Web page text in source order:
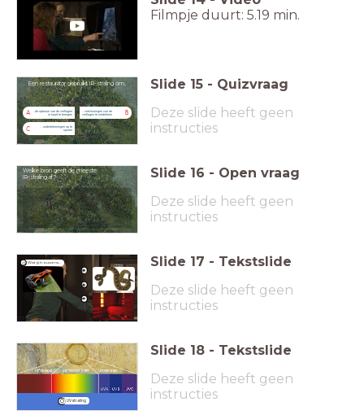
Filmpje duurt: 5.19 min.
Een restaurator gebruikt IR-straling om..
A
..de opbouw van de verflagen
in kaart te brengen
B
.. verkleuringen van de
verflagen te ontdekken
C
.. ondertekeningen op te
sporen
Slide 15 - Quizvraag
Deze slide heeft geen
instructies
Welke bron geeft de meeste
IR-straling af?
Slide 16 - Open vraag
Deze slide heeft geen
instructies
Wist jij trouwens... Slide 17 - Tekstslide
Deze slide heeft geen
instructies
UV straling
Slide 18 - Tekstslide
Deze slide heeft geen
instructies